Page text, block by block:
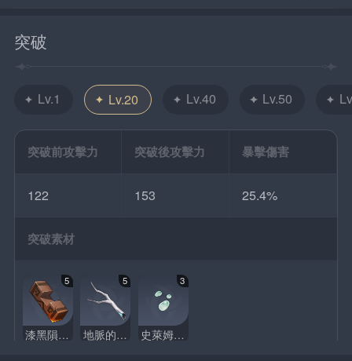
突破
Lv.1 Lv.20 Lv.40 Lv.50
突破前攻擊力 突破後攻擊力 暴擊傷害
122 153 25.4%
突破素材
5
漆黑隕鐵的一粒
5
地脈的舊枝
3
史萊姆凝液